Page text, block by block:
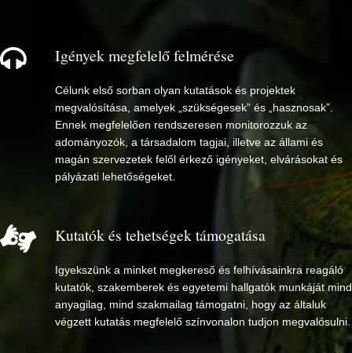
Igények megfelelő felmérése
Célunk első sorban olyan kutatások és projektek
megvalósítása, amelyek „szükségesek” és „hasznosak”.
Ennek megfelelően rendszeresen monitorozzuk az
adományozók, a társadalom tagjai, illetve az állami és
magán szervezetek felől érkező igényeket, elvárásokat és
pályázati lehetőségeket.
Kutatók és tehetségek támogatása
Igyekszünk a minket megkereső és felhívásainkra reagáló
kutatók, szakemberek és egyetemi hallgatók munkáját mind
anyagilag, mind szakmailag támogatni, hogy az általuk
végzett kutatás megfelelő színvonalon tudjon megvalósulni.